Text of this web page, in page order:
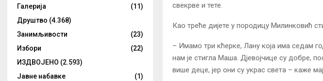
свекрве и тете.
Као треће дијете у породицу Милинковић
– Имамо три кћерке, Лану која има седам
нам је стигла Маша. Дјевојчице су добре,
више деце, јер они су украс света – каже
Галерија
(11)
Друштво (4.368)
Занимљивости
(23)
Избори
(22)
ИЗДВОЈЕНО (2.593)
Јавне набавке
(1)